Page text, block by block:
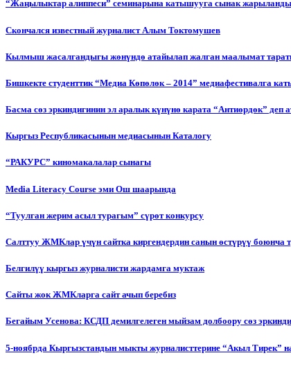
“Жаңылыктар алиппеси” семинарына катышууга сынак жарыланды
Cкончался известный журналист Алым Токтомушев
Кылмыш жасалгандыгы жөнүндө атайылап жалган маалымат
Бишкекте студенттик “Медиа Көпөлөк – 2014” медиафестивалга
Басма сөз эркиндигинин эл аралык күнүнө карата “Антиөрдөк”
Кыргыз Республикасынын медиасынын Каталогу
“РАКУРС” киномакалалар сынагы
Media Literacy Сourse эми Ош шаарында
“Туулган жерим асыл турагым” сүрөт конкурсу
Салттуу ЖМКлар үчүн сайтка киргендердин санын өстүрүү боюнча
Белгилүү кыргыз журналисти жардамга муктаж
Сайты жок ЖМКларга сайт ачып беребиз
Бегайым Усенова: КСДП демилгелеген мыйзам долбоору сөз
5-ноябрда Кыргызстандын мыкты журналисттерине “Акыл Тирек”